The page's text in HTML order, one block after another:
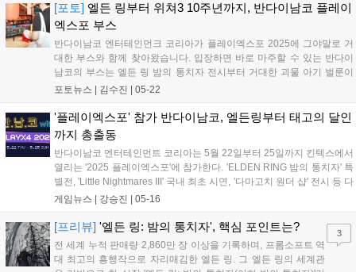
본을 모두 맡는다. A24는 미드소마, 에...
[포토] 엘든 링부터 위쳐3 10주년까지, 반다이남코 플레이
엑스포 부스
반다이남코 엔터테인먼크 코리아가 플레이엑스포 2025에 그야말로 거
대한 부스와 함께 찾아왔습니다. 입장하면 바로 마주할 수 있는 반다이
남코의 부스는 엘든 링 밤의 통치자 전시부터 거대한 괴물 아기 벌룬이
눈길을 사로잡는 리틀 나이트메어3 체험 존, 화사함과 귀여움으로 무장
가득 채워졌습...
포토뉴스 | 김수진 | 05-22
'플레이엑스포' 참가 반다이남코, 엘든링부터 태고의 달인
까지 총출동
반다이남코 엔터테인먼트 코리아는 5월 22일부터 25일까지 킨텍스에서
열리는 '2025 플레이엑스포'에 참가한다. 'ELDEN RING 밤의 통치자' 특
별전, 'Little Nightmares III' 국내 최초 시연, '다마고치 원더 샵' 전시 등 다
양한 체험존과 이벤트가 마련된다. '태고의 달인' 스탬프 랠리, PAC-MAN
는 게임 타이틀 및 굿즈 한정 판매와 IP 라이선스 상담도 가능하다....
게임뉴스 | 강승진 | 05-16
[프리뷰] '엘든 링: 밤의 통치자', 핵심 포인트는?
전 세계 누적 판매량 2,860만 장 이상을 기록하며, 프롬소프트 역
대 최고의 흥행작으로 자리매김한 엘든 링. 그 엘든 링의 세계관
3